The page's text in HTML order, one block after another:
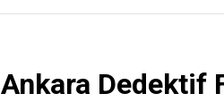
Ankara Dedektif